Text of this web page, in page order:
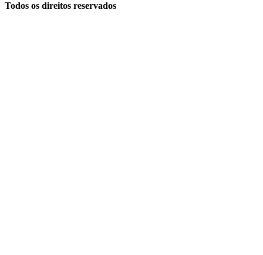
Todos os direitos reservados